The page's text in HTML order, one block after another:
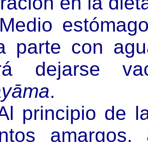
parte con
dejarse
.
principio de